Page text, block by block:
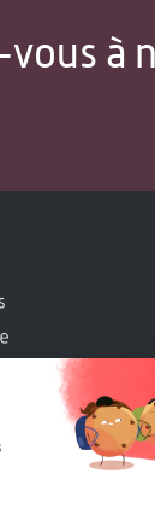
à
Maison
la diffusion des